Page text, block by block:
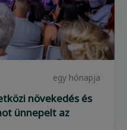
egy hónapja
növekedés és
ünnepelt az